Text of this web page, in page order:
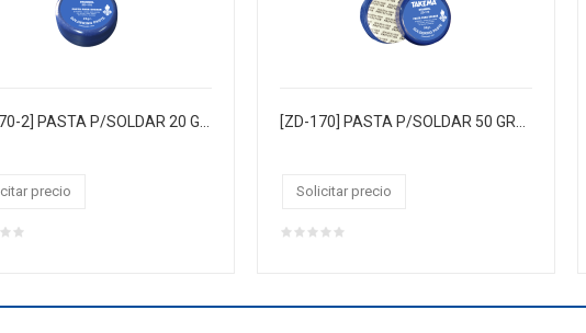
[ZD-170-2] PASTA P/SOLDAR 20 GRAMOS"TAKEMA", TAPA RSCABLE DE PLÁSTICO, PACK X 10, CJX500
precio
[ZD-170] PASTA P/SOLDAR 50 GRAMOS "TAKEMA", PACK X 5
Solicitar precio